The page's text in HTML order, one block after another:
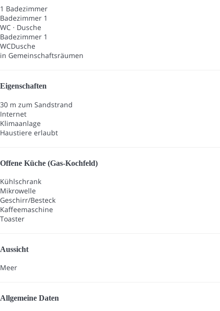
1 Badezimmer
Badezimmer 1
WC · Dusche
Badezimmer 1
WCDusche
in Gemeinschaftsräumen
Eigenschaften
30 m zum Sandstrand
Internet
Klimaanlage
Haustiere erlaubt
Offene Küche (Gas-Kochfeld)
Kühlschrank
Mikrowelle
Geschirr/Besteck
Kaffeemaschine
Toaster
Aussicht
Meer
Allgemeine Daten